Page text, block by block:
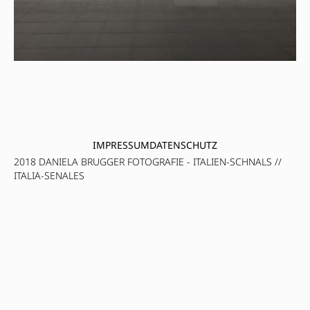
IMPRESSUMDATENSCHUTZ
2018 DANIELA BRUGGER FOTOGRAFIE - ITALIEN-SCHNALS //
ITALIA-SENALES